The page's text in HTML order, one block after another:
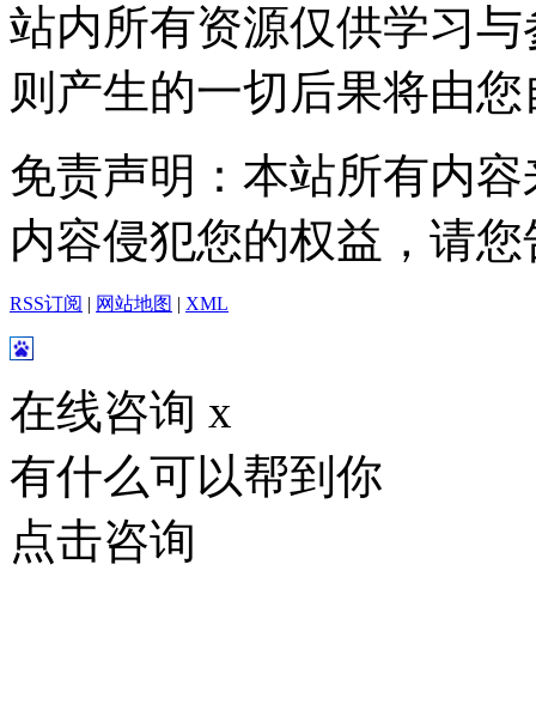
站内所有资源仅供学习
则产生的一切后果将由
免责声明：本站所有内
内容侵犯您的权益，请
RSS订阅 | 网站地图 | XML
在线咨询 x
有什么可以帮到你
点击咨询